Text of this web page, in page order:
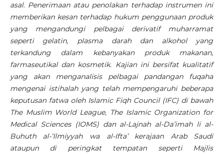
asal. Penerimaan atau penolakan terhadap instrumen ini
memberikan kesan terhadap hukum penggunaan produk
yang mengandungi pelbagai derivatif muharramat
seperti gelatin, plasma darah dan alkohol yang
terkandung dalam kebanyakan produk makanan,
farmaseutikal dan kosmetik. Kajian ini bersifat kualitatif
yang akan menganalisis pelbagai pandangan fuqaha
mengenai istihalah yang telah mempengaruhi beberapa
keputusan fatwa oleh Islamic Fiqh Council (IFC) di bawah
The Muslim World League, The Islamic Organization for
Medical Sciences (IOMS) dan al-Lajnah al-Da’imah li al-
Buhuth al-‘Ilmiyyah wa al-Ifta’ kerajaan Arab Saudi
ataupun di peringkat tempatan seperti Majlis